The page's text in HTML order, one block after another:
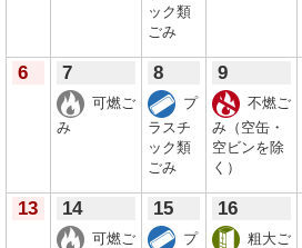
ック類
ごみ
6 7
可燃ご
み
8
プ
ラスチ
ック類
ごみ
9
不燃ご
み（空缶・
空ビンを除
く）
13 14
可燃ご
15
プ
16
粗大ご